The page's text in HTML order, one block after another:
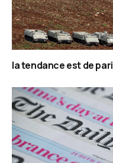
la tendance est de